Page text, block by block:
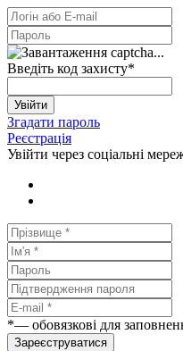
Введіть код захисту*
Увійти
Згадати пароль
Реєстрація
Увійти через соціальні
*— обовязкові для
Зареєструватися